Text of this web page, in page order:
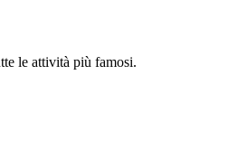
le attività più famosi.